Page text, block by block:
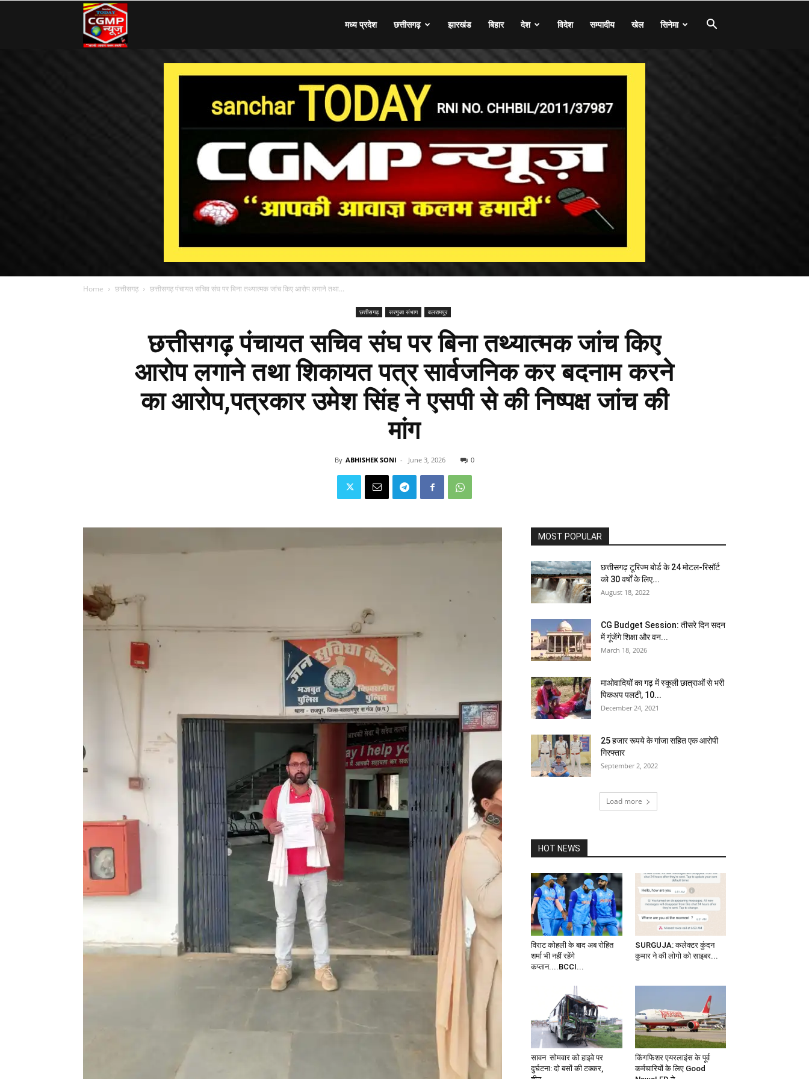
मध्य प्रदेश छत्तीसगढ़ झारखंड बिहार देश विदेश सम्पादीय खेल सिनेमा
Home छत्तीसगढ़ छत्तीसगढ़ पंचायत सचिव संघ पर बिना तथ्यात्मक जांच किए आरोप लगाने तथा...
छत्तीसगढ़ सरगुजा संभाग बलरामपुर
छत्तीसगढ़ पंचायत सचिव संघ पर बिना तथ्यात्मक जांच किए
आरोप लगाने तथा शिकायत पत्र सार्वजनिक कर बदनाम करने
का आरोप,पत्रकार उमेश सिंह ने एसपी से की निष्पक्ष जांच की
मांग
By ABHISHEK SONI - June 3, 2026 0
MOST POPULAR
छत्तीसगढ़ टूरिज्म बोर्ड के 24 मोटल-रिसॉर्ट
को 30 वर्षों के लिए...
August 18, 2022
CG Budget Session: तीसरे दिन सदन
में गूंजेंगे शिक्षा और वन...
March 18, 2026
माओवादियों का गढ़ में स्कूली छात्राओं से भरी
पिकअप पलटी, 10...
December 24, 2021
25 हजार रूपये के गांजा सहित एक आरोपी
गिरफ्तार
September 2, 2022
Load more
HOT NEWS
विराट कोहली के बाद अब रोहित
शर्मा भी नहीं रहेंगे
कप्तान....BCCI...
SURGUJA: कलेक्टर कुंदन
कुमार ने की लोगो को साइबर...
सावन सोमवार को हाइवे पर
दुर्घटना: दो बसों की टक्कर,
किंगफिशर एयरलाइंस के पूर्व
कर्मचारियों के लिए Good